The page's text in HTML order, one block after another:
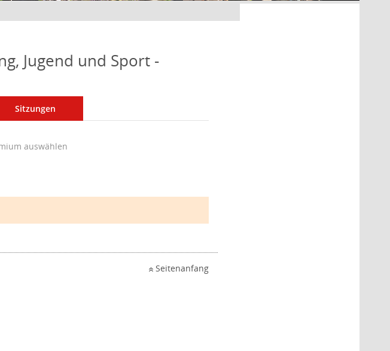
Jugend und Sport -
Sitzungen
auswählen
Seitenanfang